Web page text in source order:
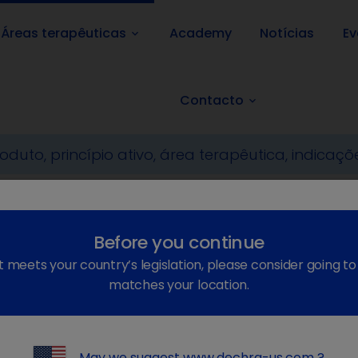
Áreas terapêuticas keyboard_arrow_down Academy Notícias
Contacto keyboard_arrow_down
veterinária SPECIFIC
Before you continue
your country’s legislation, please consider going
matches your location.